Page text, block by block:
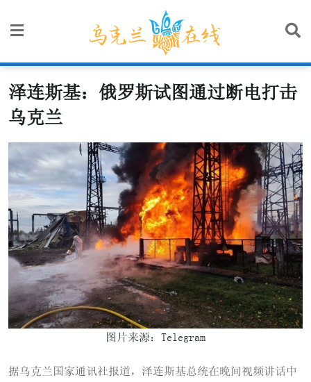
泽连斯基：俄罗斯试图通过断电打击
乌克兰
图片来源：Telegram
据乌克兰国家通讯社报道，泽连斯基总统在晚间视频讲话中